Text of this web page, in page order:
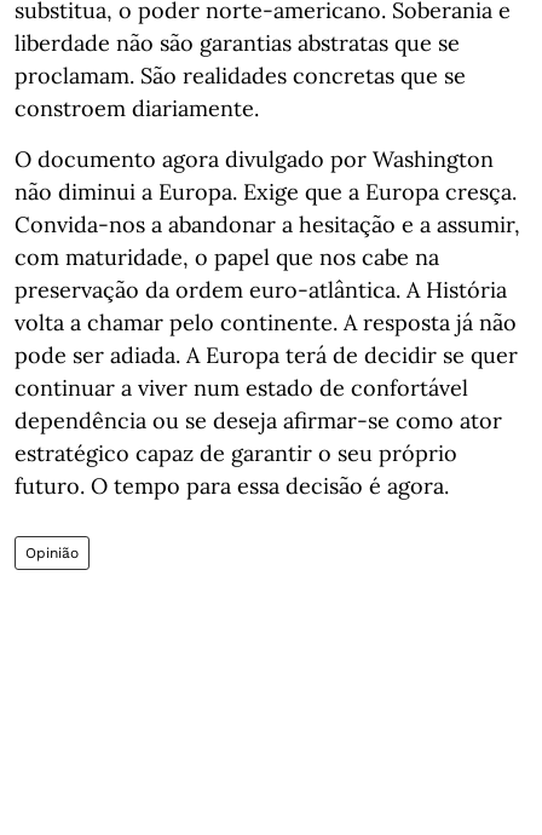
substitua, o poder norte-americano. Soberania e
liberdade não são garantias abstratas que se
proclamam. São realidades concretas que se
constroem diariamente.
O documento agora divulgado por Washington
não diminui a Europa. Exige que a Europa cresça.
Convida-nos a abandonar a hesitação e a assumir,
com maturidade, o papel que nos cabe na
preservação da ordem euro-atlântica. A História
volta a chamar pelo continente. A resposta já não
pode ser adiada. A Europa terá de decidir se quer
continuar a viver num estado de confortável
dependência ou se deseja afirmar-se como ator
estratégico capaz de garantir o seu próprio
futuro. O tempo para essa decisão é agora.
Opinião